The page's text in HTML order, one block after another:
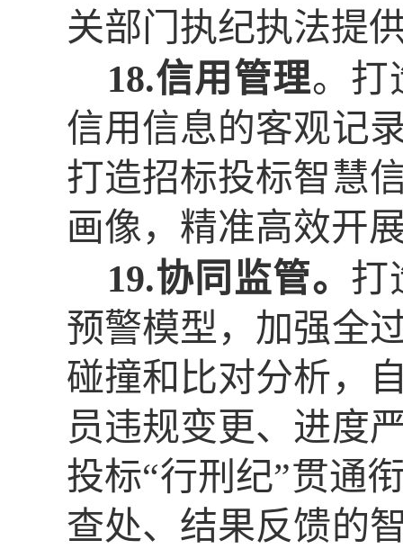
关部门执纪执法提
18.信用管理。打
信用信息的客观记
打造招标投标智慧
画像，精准高效开
19.协同监管。 打
预警模型，加强全
碰撞和比对分析，
员违规变更、进度
投标“行刑纪”贯通
查处、结果反馈的